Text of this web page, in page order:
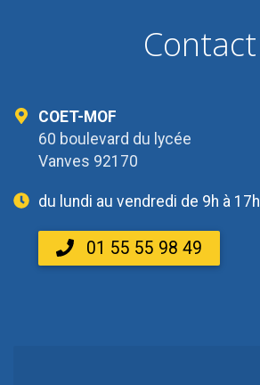
Contact
COET-MOF
60 boulevard du lycée
Vanves 92170
du lundi au vendredi de 9h à 17h
01 55 55 98 49